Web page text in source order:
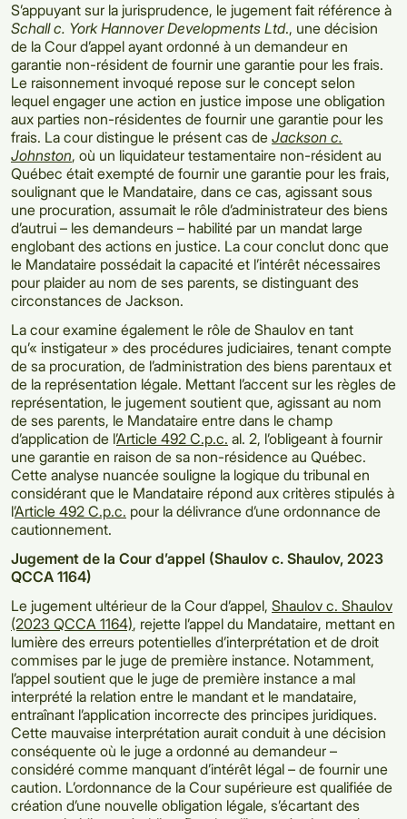
S’appuyant sur la jurisprudence, le jugement fait référence à
Schall c. York Hannover Developments Ltd., une décision
de la Cour d’appel ayant ordonné à un demandeur en
garantie non-résident de fournir une garantie pour les frais.
Le raisonnement invoqué repose sur le concept selon
lequel engager une action en justice impose une obligation
aux parties non-résidentes de fournir une garantie pour les
frais. La cour distingue le présent cas de Jackson c.
Johnston, où un liquidateur testamentaire non-résident au
Québec était exempté de fournir une garantie pour les frais,
soulignant que le Mandataire, dans ce cas, agissant sous
une procuration, assumait le rôle d’administrateur des biens
d’autrui – les demandeurs – habilité par un mandat large
englobant des actions en justice. La cour conclut donc que
le Mandataire possédait la capacité et l’intérêt nécessaires
pour plaider au nom de ses parents, se distinguant des
circonstances de Jackson.
La cour examine également le rôle de Shaulov en tant
qu’« instigateur » des procédures judiciaires, tenant compte
de sa procuration, de l’administration des biens parentaux et
de la représentation légale. Mettant l’accent sur les règles de
représentation, le jugement soutient que, agissant au nom
de ses parents, le Mandataire entre dans le champ
d’application de l’Article 492 C.p.c. al. 2, l’obligeant à fournir
une garantie en raison de sa non-résidence au Québec.
Cette analyse nuancée souligne la logique du tribunal en
considérant que le Mandataire répond aux critères stipulés à
l’Article 492 C.p.c. pour la délivrance d’une ordonnance de
cautionnement.
Jugement de la Cour d’appel (Shaulov c. Shaulov, 2023
QCCA 1164)
Le jugement ultérieur de la Cour d’appel, Shaulov c. Shaulov
(2023 QCCA 1164), rejette l’appel du Mandataire, mettant en
lumière des erreurs potentielles d’interprétation et de droit
commises par le juge de première instance. Notamment,
l’appel soutient que le juge de première instance a mal
interprété la relation entre le mandant et le mandataire,
entraînant l’application incorrecte des principes juridiques.
Cette mauvaise interprétation aurait conduit à une décision
conséquente où le juge a ordonné au demandeur –
considéré comme manquant d’intérêt légal – de fournir une
caution. L’ordonnance de la Cour supérieure est qualifiée de
création d’une nouvelle obligation légale, s’écartant des